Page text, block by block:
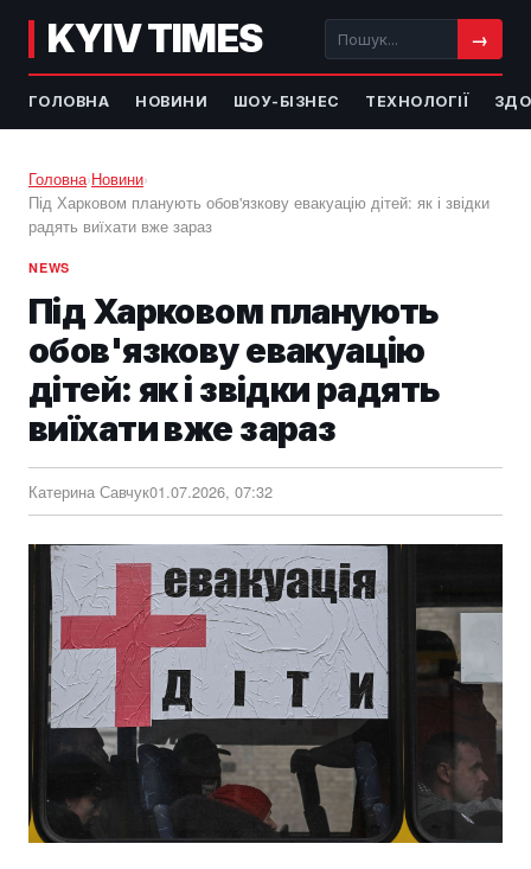
KYIV TIMES →
ГОЛОВНА НОВИНИ ШОУ-БІЗНЕС ТЕХНОЛОГІЇ
Головна›Новини›
Під Харковом планують обов'язкову евакуацію дітей: як і звідки
радять виїхати вже зараз
NEWS
Під Харковом планують
обов'язкову евакуацію
дітей: як і звідки радять
виїхати вже зараз
Катерина Савчук01.07.2026, 07:32